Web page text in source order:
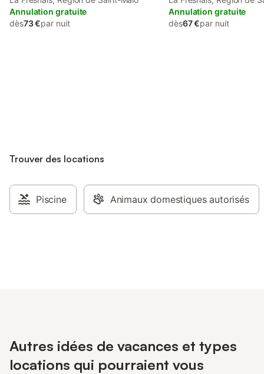
Annulation gratuite
dès73 €par nuit
Annulation gratuite
dès67 €par nuit
Trouver des locations
Piscine Animaux domestiques autorisés
Autres idées de vacances et types
locations qui pourraient vous